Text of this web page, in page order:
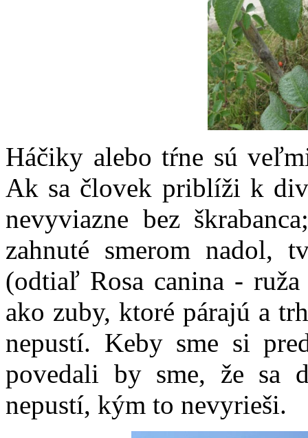
Háčiky alebo tŕne sú
Ak sa človek priblíži k
nevyviazne bez
zahnuté smerom nadol,
(odtiaľ Rosa canina -
ako zuby, ktoré párajú a
nepustí. Keby sme si
povedali by sme, že sa
nepustí, kým to nevyrieši.